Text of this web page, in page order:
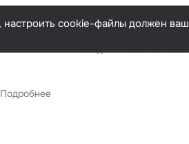
настроить cookie-файлы должен ваш
Подробнее